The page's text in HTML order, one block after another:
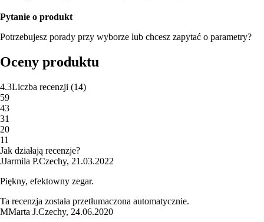
Pytanie o produkt
Potrzebujesz porady przy wyborze lub chcesz zapytać o parametry?
Oceny produktu
4.3Liczba recenzji (14)
59
43
31
20
11
Jak działają recenzje?
JJarmila P.Czechy, 21.03.2022
Piękny, efektowny zegar.
Ta recenzja została przetłumaczona automatycznie.
MMarta J.Czechy, 24.06.2020